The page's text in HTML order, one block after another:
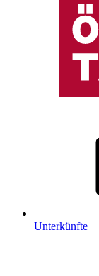
Unterkünfte